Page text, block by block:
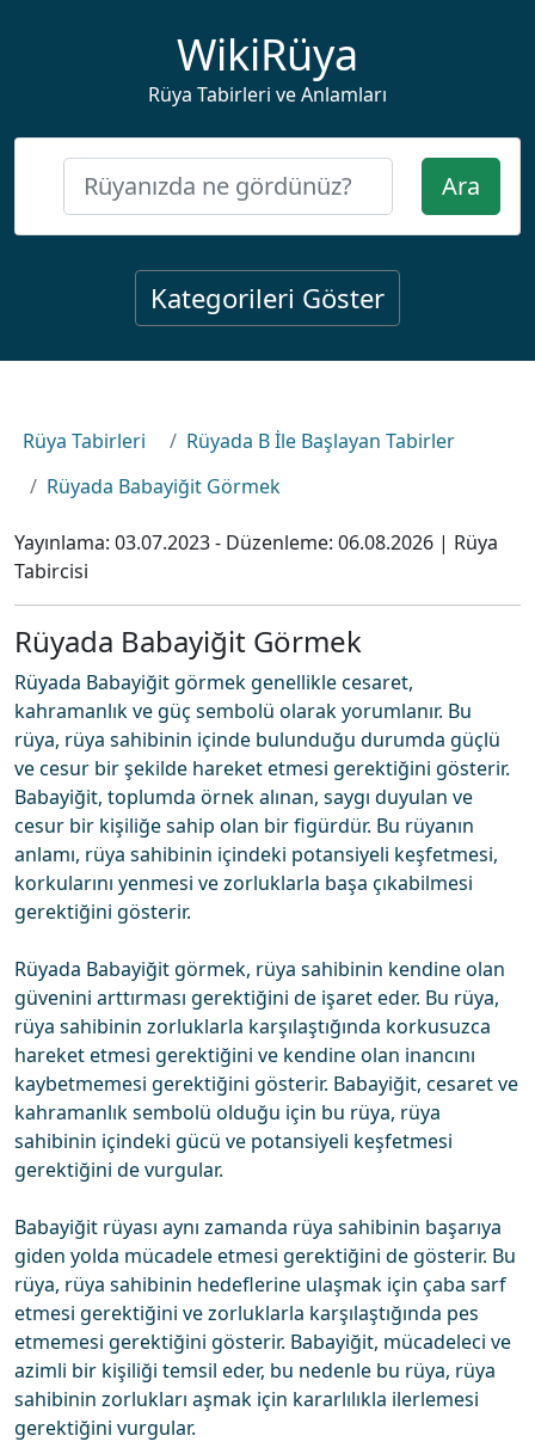
WikiRüya
Rüya Tabirleri ve Anlamları
Ara
Kategorileri Göster
Rüya Tabirleri
Rüyada B İle Başlayan Tabirler
Rüyada Babayiğit Görmek
Yayınlama: 03.07.2023- Düzenleme: 06.08.2026 | Rüya
Tabircisi
Rüyada Babayiğit Görmek
Rüyada Babayiğit görmek genellikle cesaret,
kahramanlık ve güç sembolü olarak yorumlanır. Bu
rüya, rüya sahibinin içinde bulunduğu durumda güçlü
ve cesur bir şekilde hareket etmesi gerektiğini gösterir.
Babayiğit, toplumda örnek alınan, saygı duyulan ve
cesur bir kişiliğe sahip olan bir figürdür. Bu rüyanın
anlamı, rüya sahibinin içindeki potansiyeli keşfetmesi,
korkularını yenmesi ve zorluklarla başa çıkabilmesi
gerektiğini gösterir.
Rüyada Babayiğit görmek, rüya sahibinin kendine olan
güvenini arttırması gerektiğini de işaret eder. Bu rüya,
rüya sahibinin zorluklarla karşılaştığında korkusuzca
hareket etmesi gerektiğini ve kendine olan inancını
kaybetmemesi gerektiğini gösterir. Babayiğit, cesaret ve
kahramanlık sembolü olduğu için bu rüya, rüya
sahibinin içindeki gücü ve potansiyeli keşfetmesi
gerektiğini de vurgular.
Babayiğit rüyası aynı zamanda rüya sahibinin başarıya
giden yolda mücadele etmesi gerektiğini de gösterir. Bu
rüya, rüya sahibinin hedeflerine ulaşmak için çaba sarf
etmesi gerektiğini ve zorluklarla karşılaştığında pes
etmemesi gerektiğini gösterir. Babayiğit, mücadeleci ve
azimli bir kişiliği temsil eder, bu nedenle bu rüya, rüya
sahibinin zorlukları aşmak için kararlılıkla ilerlemesi
gerektiğini vurgular.